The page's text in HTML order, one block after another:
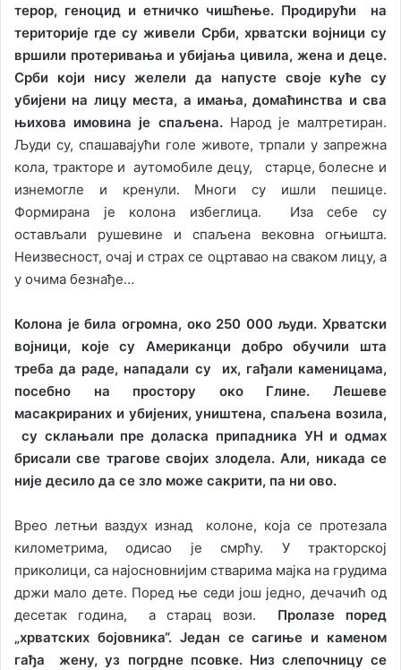
терор, геноцид и етничко чишћење. Продирући на
територије где су живели Срби, хрватски војници су
вршили протеривања и убијања цивила, жена и деце.
Срби који нису желели да напусте своје куће су
убијени на лицу места, а имања, домаћинства и сва
њихова имовина је спаљена.Народ је малтретиран.
Људи су, спашавајући голе животе, трпали у запрежна
кола, тракторе и аутомобиле децу, старце, болесне и
изнемогле и кренули. Многи су ишли пешице.
Формирана је колона избеглица. Иза себе су
остављали рушевине и спаљена вековна огњишта.
Неизвесност, очај и страх се оцртавао на сваком лицу, а
у очима безнађе…
Колона је била огромна, око 250 000 људи. Хрватски
војници, које су Американци добро обучили шта
треба да раде, нападали су их, гађали каменицама,
посебно на простору око Глине. Лешеве
масакрираних и убијених, уништена, спаљена возила,
су склањали пре доласка припадника УН и одмах
брисали све трагове својих злодела. Али, никада се
није десило да се зло може сакрити, па ни ово.
Врео летњи ваздух изнад колоне, која се протезала
километрима, одисао је смрћу. У тракторској
приколици, са најосновнијим стварима мајка на грудима
држи мало дете. Поред ње седи још једно, дечачић од
десетак година, а старац вози. Пролазе поред
„хрватских бојовника“. Један се сагиње и каменом
гађа жену, уз погрдне псовке. Низ слепочницу се